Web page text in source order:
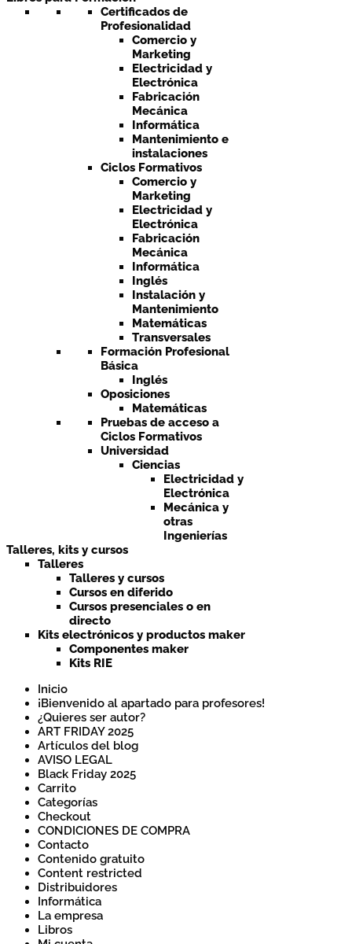
Certificados de
Profesionalidad
Comercio y
Marketing
Electricidad y
Electrónica
Fabricación
Mecánica
Informática
Mantenimiento e
instalaciones
Ciclos Formativos
Comercio y
Marketing
Electricidad y
Electrónica
Fabricación
Mecánica
Informática
Inglés
Instalación y
Mantenimiento
Matemáticas
Transversales
Formación Profesional
Básica
Inglés
Oposiciones
Matemáticas
Pruebas de acceso a
Ciclos Formativos
Universidad
Ciencias
Electricidad y
Electrónica
Mecánica y
otras
Ingenierías
Talleres, kits y cursos
Talleres
Talleres y cursos
Cursos en diferido
Cursos presenciales o en
directo
Kits electrónicos y productos maker
Componentes maker
Kits RIE
Inicio
¡Bienvenido al apartado para profesores!
¿Quieres ser autor?
ART FRIDAY 2025
Artículos del blog
AVISO LEGAL
Black Friday 2025
Carrito
Categorías
Checkout
CONDICIONES DE COMPRA
Contacto
Contenido gratuito
Content restricted
Distribuidores
Informática
La empresa
Libros